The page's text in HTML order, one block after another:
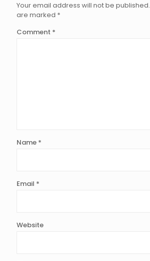
Your email address will not be published.
are marked *
Comment *
Name *
Email *
Website